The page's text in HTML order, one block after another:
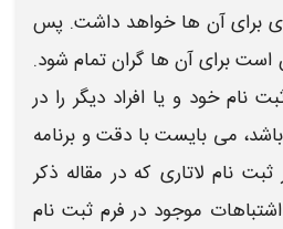
ای برای آن ها خواهد داشت. پس
برای آن ها گران تمام شود.
نام خود و یا افراد دیگر را در
می بایست با دقت و برنامه
ثبت نام لاتاریکه در مقاله ذکر
اشتباهات موجود در فرم ثبت نام